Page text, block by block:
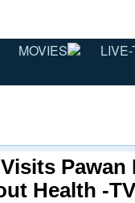
MOVIES
Health -